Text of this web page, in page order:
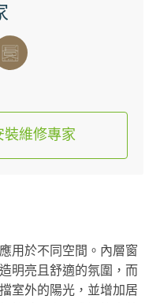
裝維修專家
用於不同空間。內層窗
明亮且舒適的氛圍，而
室外的陽光，並增加居